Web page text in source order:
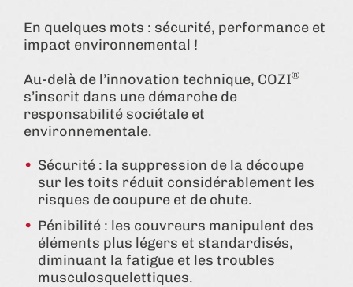
En quelques mots : sécurité, performance et
impact environnemental !
Au-delà de l’innovation technique, COZI®
s’inscrit dans une démarche de
responsabilité sociétale et
environnementale.
Sécurité : la suppression de la découpe
sur les toits réduit considérablement les
risques de coupure et de chute.
Pénibilité : les couvreurs manipulent des
éléments plus légers et standardisés,
diminuant la fatigue et les troubles
musculosquelettiques.